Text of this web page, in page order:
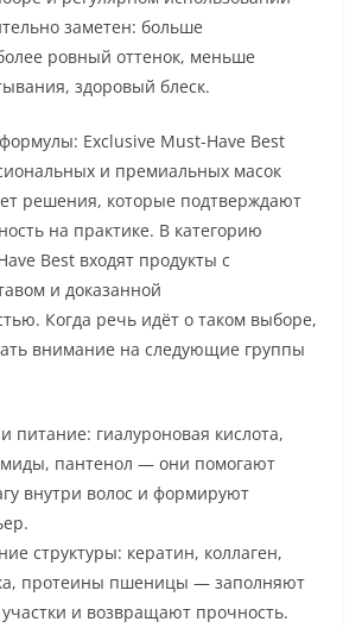
заметен: больше
ровный оттенок, меньше
здоровый блеск.
Exclusive Must-Have Best
и премиальных масок
решения, которые подтверждают
на практике. В категорию
Best входят продукты с
и доказанной
Когда речь идёт о таком выборе,
внимание на следующие группы
гиалуроновая кислота,
пантенол — они помогают
внутри волос и формируют
структуры: кератин, коллаген,
протеины пшеницы — заполняют
и возвращают прочность.